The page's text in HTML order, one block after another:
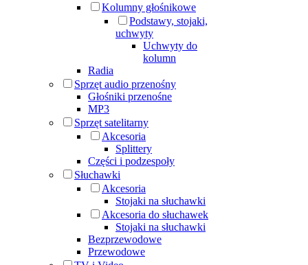
Kolumny głośnikowe
Podstawy, stojaki,
uchwyty
Uchwyty do
kolumn
Radia
Sprzęt audio przenośny
Głośniki przenośne
MP3
Sprzęt satelitarny
Akcesoria
Splittery
Części i podzespoły
Słuchawki
Akcesoria
Stojaki na słuchawki
Akcesoria do słuchawek
Stojaki na słuchawki
Bezprzewodowe
Przewodowe